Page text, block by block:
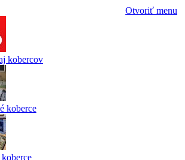
Otvoriť menu
kobercov
koberce